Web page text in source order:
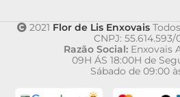
2021 Flor de Lis Enxovais
CNPJ: 55.614.593/
Razão Social: Enxovais
09H ÁS 18:00H de
Sábado de 09:00